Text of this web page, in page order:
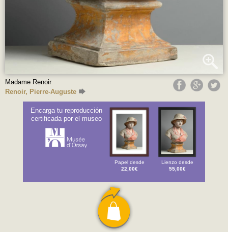
Madame Renoir
Renoir, Pierre-Auguste
Encarga tu reproducción
certificada por el museo
Papel desde
22,00€
Lienzo desde
55,00€